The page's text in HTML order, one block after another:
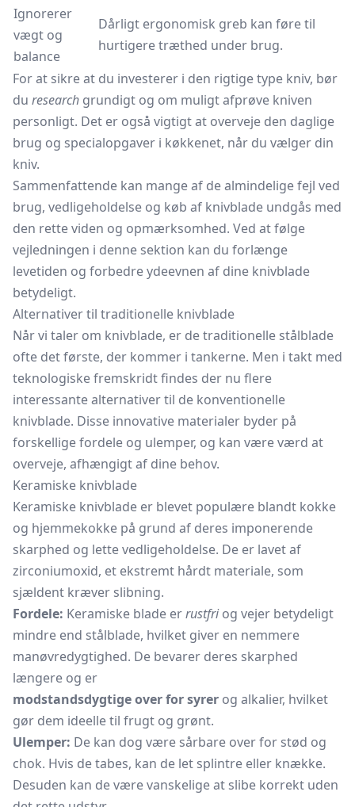
Ignorerer
vægt og
balance
Dårligt ergonomisk greb kan føre til
hurtigere træthed under brug.
For at sikre at du investerer i den rigtige type kniv, bør
du research grundigt og om muligt afprøve kniven
personligt. Det er også vigtigt at overveje den daglige
brug og specialopgaver i køkkenet, når du vælger din
kniv.
Sammenfattende kan mange af de almindelige fejl ved
brug, vedligeholdelse og køb af knivblade undgås med
den rette viden og opmærksomhed. Ved at følge
vejledningen i denne sektion kan du forlænge
levetiden og forbedre ydeevnen af dine knivblade
betydeligt.
Alternativer til traditionelle knivblade
Når vi taler om knivblade, er de traditionelle stålblade
ofte det første, der kommer i tankerne. Men i takt med
teknologiske fremskridt findes der nu flere
interessante alternativer til de konventionelle
knivblade. Disse innovative materialer byder på
forskellige fordele og ulemper, og kan være værd at
overveje, afhængigt af dine behov.
Keramiske knivblade
Keramiske knivblade er blevet populære blandt kokke
og hjemmekokke på grund af deres imponerende
skarphed og lette vedligeholdelse. De er lavet af
zirconiumoxid, et ekstremt hårdt materiale, som
sjældent kræver slibning.
Fordele: Keramiske blade errustfriog vejer betydeligt
mindre end stålblade, hvilket giver en nemmere
manøvredygtighed. De bevarer deres skarphed
længere og er
modstandsdygtige over for syrer og alkalier, hvilket
gør dem ideelle til frugt og grønt.
Ulemper: De kan dog være sårbare over for stød og
chok. Hvis de tabes, kan de let splintre eller knække.
Desuden kan de være vanskelige at slibe korrekt uden